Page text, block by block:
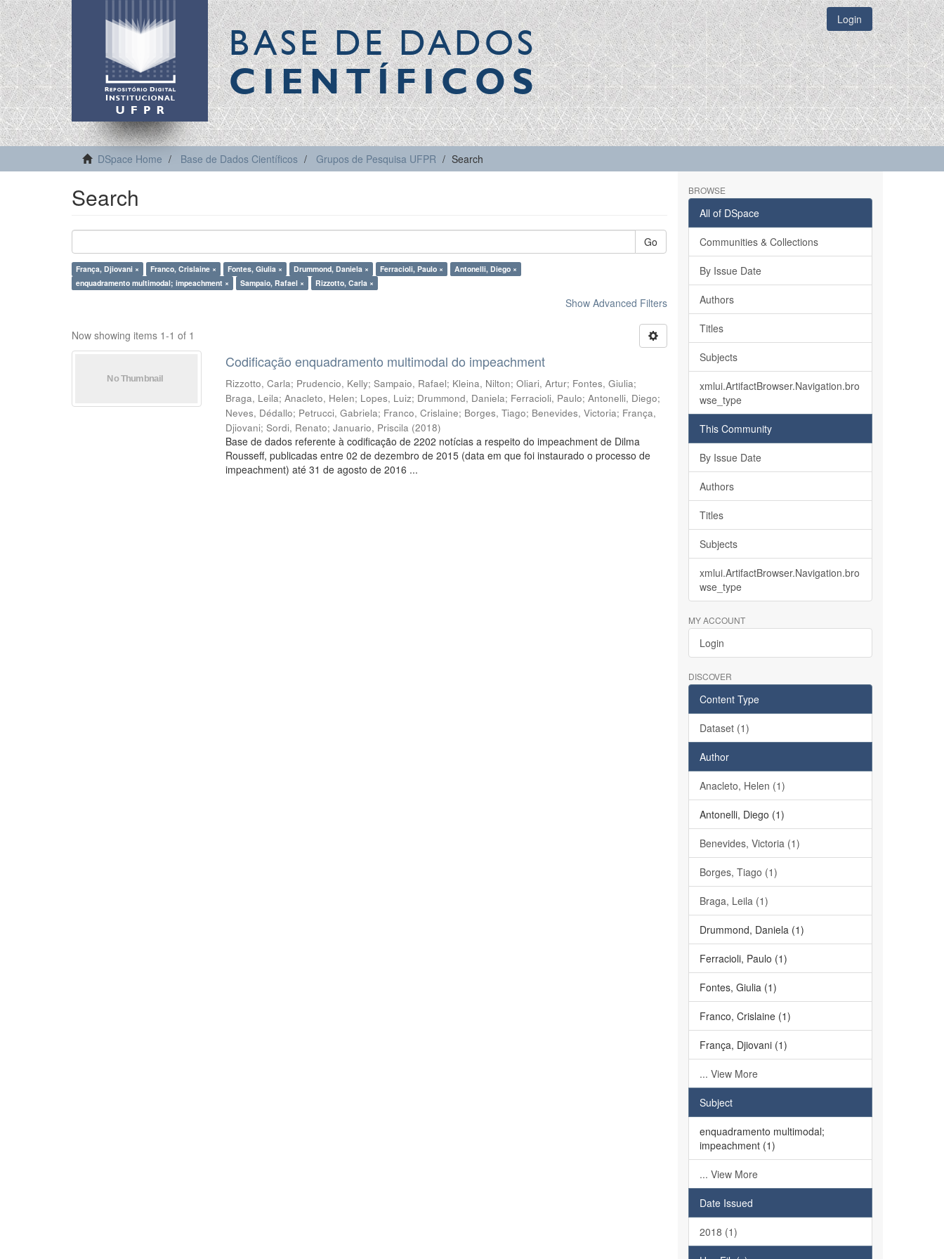
BASE DE DADOS
CIENTÍFICOS
Login
DSpace Home Base de Dados Científicos Grupos de Pesquisa UFPR Search
Search
Go
França, Djiovani × Franco, Crislaine × Fontes, Giulia × Drummond, Daniela × Ferracioli, Paulo ×
Antonelli, Diego ×
enquadramento multimodal; impeachment ×
Sampaio, Rafael × Rizzotto, Carla ×
Show Advanced Filters
Now showing items 1-1 of 1
Codificação enquadramento multimodal do impeachment
Rizzotto, Carla; Prudencio, Kelly;Sampaio, Rafael; Kleina, Nilton;Oliari, Artur; Fontes, Giulia;
Braga, Leila;Anacleto, Helen; Lopes, Luiz; Drummond, Daniela; Ferracioli, Paulo;Antonelli, Diego;
Neves, Dédallo; Petrucci, Gabriela; Franco, Crislaine; Borges, Tiago; Benevides, Victoria; França,
Djiovani;Sordi, Renato;Januario, Priscila (2018)
Base de dados referente à codificação de 2202 notícias a respeito do impeachment de Dilma
Rousseff, publicadas entre 02 de dezembro de 2015 (data em que foi instaurado o processo de
impeachment) até 31 de agosto de 2016 ...
BROWSE
All of DSpace
Communities & Collections
By Issue Date
Authors
Titles
Subjects
xmlui.ArtifactBrowser.Navigation.bro
wse_type
This Community
By Issue Date
Authors
Titles
Subjects
xmlui.ArtifactBrowser.Navigation.bro
wse_type
MY ACCOUNT
Login
DISCOVER
Content Type
Dataset (1)
Author
Anacleto, Helen (1)
Antonelli, Diego (1)
Benevides, Victoria (1)
Borges, Tiago (1)
Braga, Leila (1)
Drummond, Daniela (1)
Ferracioli, Paulo (1)
Fontes, Giulia (1)
Franco, Crislaine (1)
França, Djiovani (1)
... View More
Subject
enquadramento multimodal;
impeachment (1)
... View More
Date Issued
2018 (1)